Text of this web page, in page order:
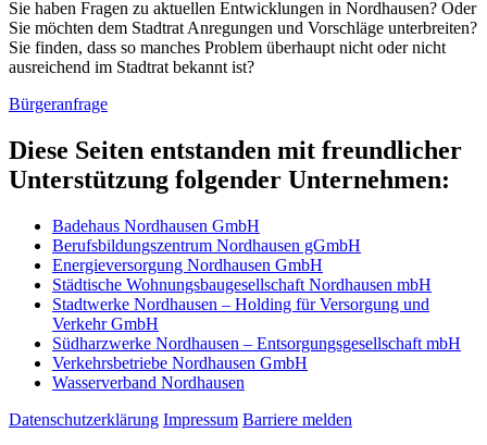
Sie haben Fragen zu aktuellen Entwicklungen in Nordhausen? Oder
Sie möchten dem Stadtrat Anregungen und Vorschläge unterbreiten?
Sie finden, dass so manches Problem überhaupt nicht oder nicht
ausreichend im Stadtrat bekannt ist?
Bürgeranfrage
Diese Seiten entstanden mit freundlicher
Unterstützung folgender Unternehmen:
Badehaus Nordhausen GmbH
Berufsbildungszentrum Nordhausen gGmbH
Energieversorgung Nordhausen GmbH
Städtische Wohnungsbaugesellschaft Nordhausen mbH
Stadtwerke Nordhausen – Holding für Versorgung und
Verkehr GmbH
Südharzwerke Nordhausen – Entsorgungsgesellschaft mbH
Verkehrsbetriebe Nordhausen GmbH
Wasserverband Nordhausen
Datenschutzerklärung Impressum Barriere melden